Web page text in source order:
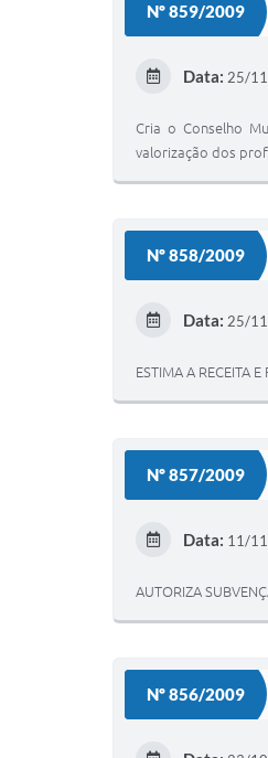
Nº 859/2009
Data: 25/
Cria o Conselho
valorização dos
Nº 858/2009
Data: 25/
ESTIMA A RECEITA
Nº 857/2009
Data: 11/
AUTORIZA
Nº 856/2009